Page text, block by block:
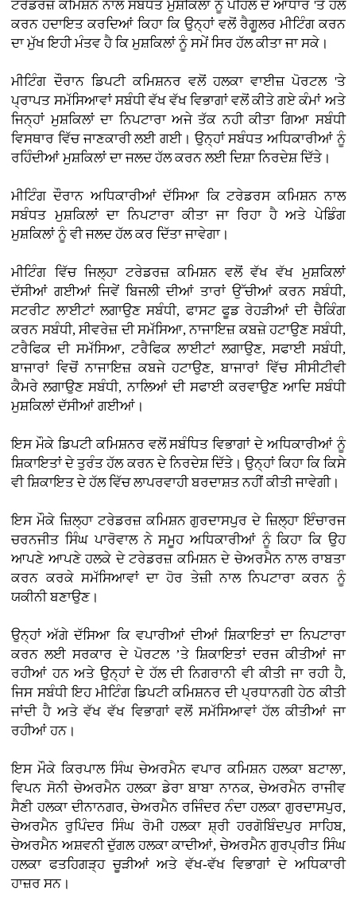
ਟਰੇਡਰਜ਼ ਕਮਿਸ਼ਨ ਨਾਲ ਸਬੰਧਤ ਮੁਸ਼ਕਿਲਾਂ ਨੂੰ ਪਹਿਲ ਦੇ ਆਧਾਰ 'ਤੇ ਹੱਲ
ਕਰਨ ਹਦਾਇਤ ਕਰਦਿਆਂ ਕਿਹਾ ਕਿ ਉਨ੍ਹਾਂ ਵਲੋਂ ਰੈਗੂਲਰ ਮੀਟਿੰਗ ਕਰਨ
ਦਾ ਮੁੱਖ ਇਹੀ ਮੰਤਵ ਹੈ ਕਿ ਮੁਸ਼ਕਿਲਾਂ ਨੂੰ ਸਮੇਂ ਸਿਰ ਹੱਲ ਕੀਤਾ ਜਾ ਸਕੇ।
ਮੀਟਿੰਗ ਦੌਰਾਨ ਡਿਪਟੀ ਕਮਿਸ਼ਨਰ ਵਲੋਂ ਹਲਕਾ ਵਾਈਜ਼ ਪੋਰਟਲ 'ਤੇ
ਪ੍ਰਾਪਤ ਸਮੱਸਿਆਵਾਂ ਸਬੰਧੀ ਵੱਖ ਵੱਖ ਵਿਭਾਗਾਂ ਵਲੋਂ ਕੀਤੇ ਗਏ ਕੰਮਾਂ ਅਤੇ
ਜਿਨ੍ਹਾਂ ਮੁਸ਼ਕਿਲਾਂ ਦਾ ਨਿਪਟਾਰਾ ਅਜੇ ਤੱਕ ਨਹੀ ਕੀਤਾ ਗਿਆ ਸਬੰਧੀ
ਵਿਸਥਾਰ ਵਿੱਚ ਜਾਣਕਾਰੀ ਲਈ ਗਈ। ਉਨ੍ਹਾਂ ਸਬੰਧਤ ਅਧਿਕਾਰੀਆਂ ਨੂੰ
ਰਹਿੰਦੀਆਂ ਮੁਸ਼ਕਿਲਾਂ ਦਾ ਜਲਦ ਹੱਲ ਕਰਨ ਲਈ ਦਿਸ਼ਾ ਨਿਰਦੇਸ਼ ਦਿੱਤੇ।
ਮੀਟਿੰਗ ਦੌਰਾਨ ਅਧਿਕਾਰੀਆਂ ਦੱਸਿਆ ਕਿ ਟਰੇਡਰਸ ਕਮਿਸ਼ਨ ਨਾਲ
ਸਬੰਧਤ ਮੁਸ਼ਕਿਲਾਂ ਦਾ ਨਿਪਟਾਰਾ ਕੀਤਾ ਜਾ ਰਿਹਾ ਹੈ ਅਤੇ ਪੇਡਿੰਗ
ਮੁਸ਼ਕਿਲਾਂ ਨੂੰ ਵੀ ਜਲਦ ਹੱਲ ਕਰ ਦਿੱਤਾ ਜਾਵੇਗਾ।
ਮੀਟਿੰਗ ਵਿੱਚ ਜਿਲ੍ਹਾ ਟਰੇਡਰਜ਼ ਕਮਿਸ਼ਨ ਵਲੋਂ ਵੱਖ ਵੱਖ ਮੁਸ਼ਕਿਲਾਂ
ਦੱਸੀਆਂ ਗਈਆਂ ਜਿਵੇਂ ਬਿਜਲੀ ਦੀਆਂ ਤਾਰਾਂ ਉੱਚੀਆਂ ਕਰਨ ਸਬੰਧੀ,
ਸਟਰੀਟ ਲਾਈਟਾਂ ਲਗਾਉਣ ਸਬੰਧੀ, ਫਾਸਟ ਫੂਡ ਰੇਹੜੀਆਂ ਦੀ ਚੈਕਿੰਗ
ਕਰਨ ਸਬੰਧੀ, ਸੀਵਰੇਜ਼ ਦੀ ਸਮੱਸਿਆ, ਨਾਜਾਇਜ਼ ਕਬਜ਼ੇ ਹਟਾਉਣ ਸਬੰਧੀ,
ਟਰੈਫਿਕ ਦੀ ਸਮੱਸਿਆ, ਟਰੈਫਿਕ ਲਾਈਟਾਂ ਲਗਾਉਣ, ਸਫਾਈ ਸਬੰਧੀ,
ਬਾਜਾਰਾਂ ਵਿਚੋਂ ਨਾਜਾਇਜ਼ ਕਬਜੇ ਹਟਾਉਣ, ਬਾਜਾਰਾਂ ਵਿੱਚ ਸੀਸੀਟੀਵੀ
ਕੈਮਰੇ ਲਗਾਉਣ ਸਬੰਧੀ, ਨਾਲਿਆਂ ਦੀ ਸਫਾਈ ਕਰਵਾਉਣ ਆਦਿ ਸਬੰਧੀ
ਮੁਸ਼ਕਿਲਾਂ ਦੱਸੀਆਂ ਗਈਆਂ।
ਇਸ ਮੌਕੇ ਡਿਪਟੀ ਕਮਿਸ਼ਨਰ ਵਲੋਂ ਸਬੰਧਿਤ ਵਿਭਾਗਾਂ ਦੇ ਅਧਿਕਾਰੀਆਂ ਨੂੰ
ਸ਼ਿਕਾਇਤਾਂ ਦੇ ਤੁਰੰਤ ਹੱਲ ਕਰਨ ਦੇ ਨਿਰਦੇਸ਼ ਦਿੱਤੇ। ਉਨ੍ਹਾਂ ਕਿਹਾ ਕਿ ਕਿਸੇ
ਵੀ ਸ਼ਿਕਾਇਤ ਦੇ ਹੱਲ ਵਿੱਚ ਲਾਪਰਵਾਹੀ ਬਰਦਾਸ਼ਤ ਨਹੀਂ ਕੀਤੀ ਜਾਵੇਗੀ।
ਇਸ ਮੌਕੇ ਜ਼ਿਲ੍ਹਾ ਟਰੇਡਰਜ਼ ਕਮਿਸ਼ਨ ਗੁਰਦਾਸਪੁਰ ਦੇ ਜ਼ਿਲ੍ਹਾ ਇੰਚਾਰਜ
ਚਰਨਜੀਤ ਸਿੰਘ ਪਾਰੋਵਾਲ ਨੇ ਸਮੂਹ ਅਧਿਕਾਰੀਆਂ ਨੂੰ ਕਿਹਾ ਕਿ ਉਹ
ਆਪਣੇ ਆਪਣੇ ਹਲਕੇ ਦੇ ਟਰੇਡਰਜ਼ ਕਮਿਸ਼ਨ ਦੇ ਚੇਅਰਮੈਨ ਨਾਲ ਰਾਬਤਾ
ਕਰਨ ਕਰਕੇ ਸਮੱਸਿਆਵਾਂ ਦਾ ਹੋਰ ਤੇਜ਼ੀ ਨਾਲ ਨਿਪਟਾਰਾ ਕਰਨ ਨੂੰ
ਯਕੀਨੀ ਬਣਾਉਣ।
ਉਨ੍ਹਾਂ ਅੱਗੇ ਦੱਸਿਆ ਕਿ ਵਪਾਰੀਆਂ ਦੀਆਂ ਸ਼ਿਕਾਇਤਾਂ ਦਾ ਨਿਪਟਾਰਾ
ਕਰਨ ਲਈ ਸਰਕਾਰ ਦੇ ਪੋਰਟਲ ’ਤੇ ਸ਼ਿਕਾਇਤਾਂ ਦਰਜ ਕੀਤੀਆਂ ਜਾ
ਰਹੀਆਂ ਹਨ ਅਤੇ ਉਨ੍ਹਾਂ ਦੇ ਹੱਲ ਦੀ ਨਿਗਰਾਨੀ ਵੀ ਕੀਤੀ ਜਾ ਰਹੀ ਹੈ,
ਜਿਸ ਸਬੰਧੀ ਇਹ ਮੀਟਿੰਗ ਡਿਪਟੀ ਕਮਿਸ਼ਨਰ ਦੀ ਪ੍ਰਧਾਨਗੀ ਹੇਠ ਕੀਤੀ
ਜਾਂਦੀ ਹੈ ਅਤੇ ਵੱਖ ਵੱਖ ਵਿਭਾਗਾਂ ਵਲੋਂ ਸਮੱਸਿਆਵਾਂ ਹੱਲ ਕੀਤੀਆਂ ਜਾ
ਰਹੀਆਂ ਹਨ।
ਇਸ ਮੌਕੇ ਕਿਰਪਾਲ ਸਿੰਘ ਚੇਅਰਮੈਨ ਵਪਾਰ ਕਮਿਸ਼ਨ ਹਲਕਾ ਬਟਾਲਾ,
ਵਿਪਨ ਸੋਨੀ ਚੇਅਰਮੈਨ ਹਲਕਾ ਡੇਰਾ ਬਾਬਾ ਨਾਨਕ, ਚੇਅਰਮੈਨ ਰਾਜੀਵ
ਸੈਣੀ ਹਲਕਾ ਦੀਨਾਨਗਰ, ਚੇਅਰਮੈਨ ਰਜਿੰਦਰ ਨੰਦਾ ਹਲਕਾ ਗੁਰਦਾਸਪੁਰ,
ਚੇਅਰਮੈਨ ਰੁਪਿੰਦਰ ਸਿੰਘ ਰੋਮੀ ਹਲਕਾ ਸ਼੍ਰੀ ਹਰਗੋਬਿੰਦਪੁਰ ਸਾਹਿਬ,
ਚੇਅਰਮੈਨ ਅਸ਼ਵਨੀ ਦੁੱਗਲ ਹਲਕਾ ਕਾਦੀਆਂ, ਚੇਅਰਮੈਨ ਗੁਰਪ੍ਰੀਤ ਸਿੰਘ
ਹਲਕਾ ਫਤਹਿਗੜ੍ਹ ਚੂੜੀਆਂ ਅਤੇ ਵੱਖ-ਵੱਖ ਵਿਭਾਗਾਂ ਦੇ ਅਧਿਕਾਰੀ
ਹਾਜ਼ਰ ਸਨ।